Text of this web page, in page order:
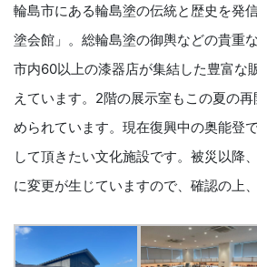
輪島市にある輪島塗の伝統と歴史を発
塗会館」。総輪島塗の御輿などの貴重
市内60以上の漆器店が集結した豊富な
えています。2階の展示室もこの夏の
められています。現在復興中の奥能登
して頂きたい文化施設です。被災以降
に変更が生じていますので、確認の上